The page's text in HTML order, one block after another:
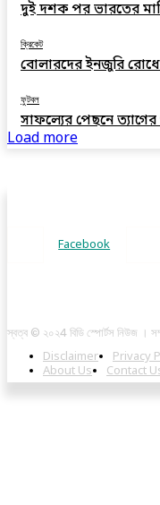
দুই দশক পর ভারতের
ক্রিকেট
বোলারদের ইনজুরি
ফুটবল
সাফল্যের পেছনে
Load more
Facebook
স্বত্ব © ২০২4 বিডি স্পোর্টস নিউজ ।
Disclaimer Privacy
About Us
Contact